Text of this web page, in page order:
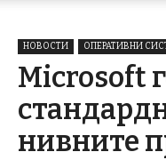
НОВОСТИ ОПЕРАТИВНИ
Microsoft
нивните